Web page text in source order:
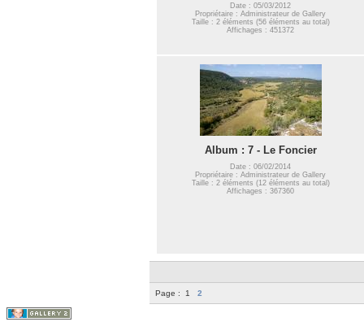
Date : 05/03/2012
Propriétaire : Administrateur de Gallery
Taille : 2 éléments (56 éléments au total)
Affichages : 451372
Album : 7 - Le Foncier
Date : 06/02/2014
Propriétaire : Administrateur de Gallery
Taille : 2 éléments (12 éléments au total)
Affichages : 367360
Page : 1 2